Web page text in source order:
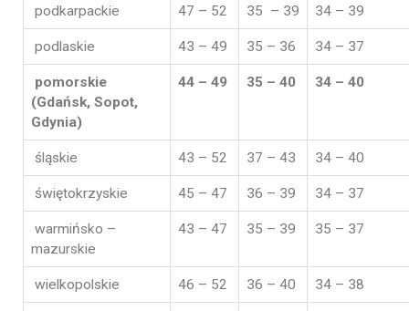
podkarpackie 47 – 52 35 – 39 34 – 39
podlaskie 43 – 49 35 – 36 34 – 37
pomorskie
(Gdańsk, Sopot,
Gdynia)
44 – 49 35 – 40 34 – 40
śląskie 43 – 52 37 – 43 34 – 40
świętokrzyskie 45 – 47 36 – 39 34 – 37
warmińsko –
mazurskie
43 – 47 35 – 39 35 – 37
wielkopolskie 46 – 52 36 – 40 34 – 38